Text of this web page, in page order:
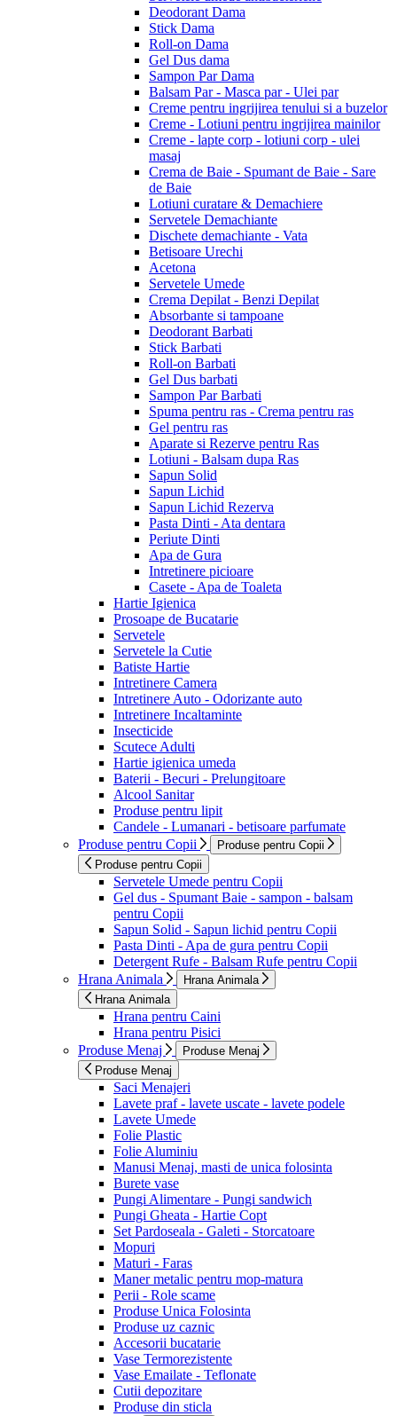
Deodorant Dama
Stick Dama
Roll-on Dama
Gel Dus dama
Sampon Par Dama
Balsam Par - Masca par - Ulei par
Creme pentru ingrijirea tenului si a buzelor
Creme - Lotiuni pentru ingrijirea mainilor
Creme - lapte corp - lotiuni corp - ulei
masaj
Crema de Baie - Spumant de Baie - Sare
de Baie
Lotiuni curatare & Demachiere
Servetele Demachiante
Dischete demachiante - Vata
Betisoare Urechi
Acetona
Servetele Umede
Crema Depilat - Benzi Depilat
Absorbante si tampoane
Deodorant Barbati
Stick Barbati
Roll-on Barbati
Gel Dus barbati
Sampon Par Barbati
Spuma pentru ras - Crema pentru ras
Gel pentru ras
Aparate si Rezerve pentru Ras
Lotiuni - Balsam dupa Ras
Sapun Solid
Sapun Lichid
Sapun Lichid Rezerva
Pasta Dinti - Ata dentara
Periute Dinti
Apa de Gura
Intretinere picioare
Casete - Apa de Toaleta
Hartie Igienica
Prosoape de Bucatarie
Servetele
Servetele la Cutie
Batiste Hartie
Intretinere Camera
Intretinere Auto - Odorizante auto
Intretinere Incaltaminte
Insecticide
Scutece Adulti
Hartie igienica umeda
Baterii - Becuri - Prelungitoare
Alcool Sanitar
Produse pentru lipit
Candele - Lumanari - betisoare parfumate
Produse pentru Copii
Produse pentru Copii
Produse pentru Copii
Servetele Umede pentru Copii
Gel dus - Spumant Baie - sampon - balsam
pentru Copii
Sapun Solid - Sapun lichid pentru Copii
Pasta Dinti - Apa de gura pentru Copii
Detergent Rufe - Balsam Rufe pentru Copii
Hrana Animala
Hrana Animala
Hrana Animala
Hrana pentru Caini
Hrana pentru Pisici
Produse Menaj
Produse Menaj
Produse Menaj
Saci Menajeri
Lavete praf - lavete uscate - lavete podele
Lavete Umede
Folie Plastic
Folie Aluminiu
Manusi Menaj, masti de unica folosinta
Burete vase
Pungi Alimentare - Pungi sandwich
Pungi Gheata - Hartie Copt
Set Pardoseala - Galeti - Storcatoare
Mopuri
Maturi - Faras
Maner metalic pentru mop-matura
Perii - Role scame
Produse Unica Folosinta
Produse uz caznic
Accesorii bucatarie
Vase Termorezistente
Vase Emailate - Teflonate
Cutii depozitare
Produse din sticla